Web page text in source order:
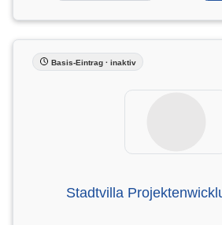
Basis-Eintrag · inaktiv
Stadtvilla